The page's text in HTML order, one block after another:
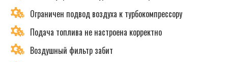
Ограничен подвод воздуха к турбокомпрессору
Подача топлива не настроена корректно
Воздушный фильтр забит